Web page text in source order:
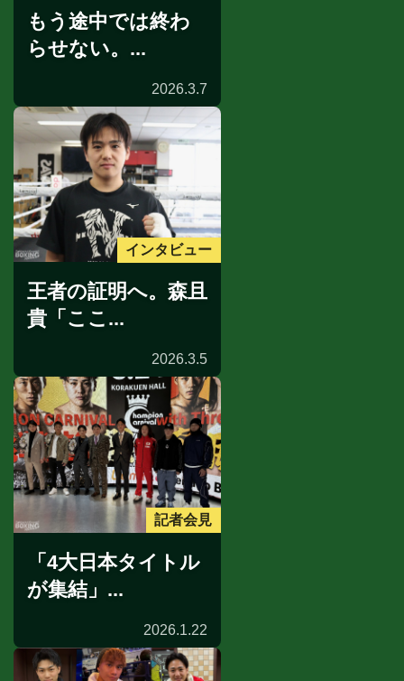
もう途中では終わ
らせない。...
2026.3.7
インタビュー
王者の証明へ。森且
貴「ここ...
2026.3.5
記者会見
「4大日本タイトル
が集結」...
2026.1.22